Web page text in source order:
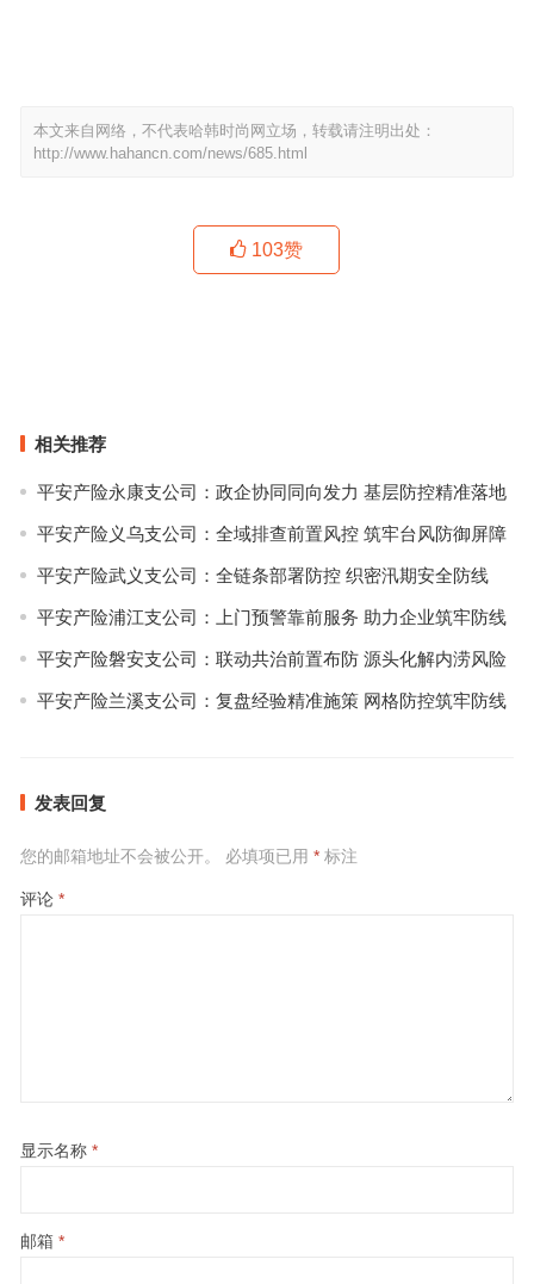
本文来自网络，不代表哈韩时尚网立场，转载请注明出处：
http://www.hahancn.com/news/685.html
103赞
相关推荐
平安产险永康支公司：政企协同同向发力 基层防控精准落地
平安产险义乌支公司：全域排查前置风控 筑牢台风防御屏障
平安产险武义支公司：全链条部署防控 织密汛期安全防线
平安产险浦江支公司：上门预警靠前服务 助力企业筑牢防线
平安产险磐安支公司：联动共治前置布防 源头化解内涝风险
平安产险兰溪支公司：复盘经验精准施策 网格防控筑牢防线
发表回复
您的邮箱地址不会被公开。 必填项已用 *标注
评论 *
显示名称 *
邮箱 *